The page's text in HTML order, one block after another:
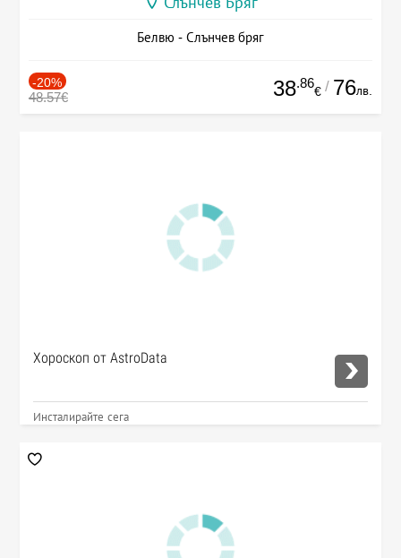
Белвю - Слънчев бряг
-20%
48.57€ 38.86
€ / 76лв.
Хороскоп от AstroData
Инсталирайте сега